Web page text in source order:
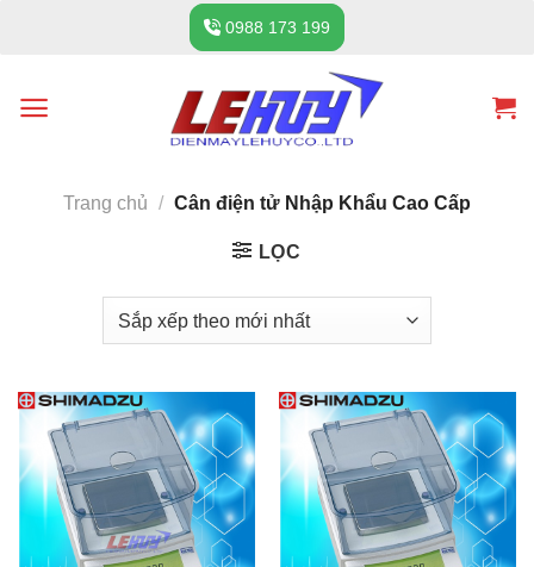
0988 173 199
Trang chủ / Cân điện tử Nhập Khẩu Cao Cấp
LỌC